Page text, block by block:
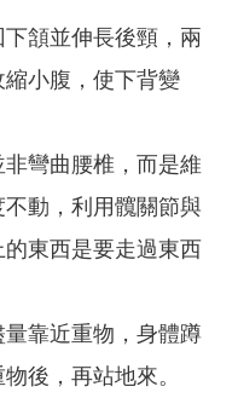
頷並伸長後頸，兩
小腹，使下背變
彎曲腰椎，而是維
動，利用髖關節與
東西是要走過東西
靠近重物，身體蹲
後，再站地來。